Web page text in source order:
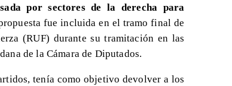
por sectores de la derecha para
fue incluida en el tramo final de
(RUF) durante su tramitación en las
de la Cámara de Diputados.
tenía como objetivo devolver a los